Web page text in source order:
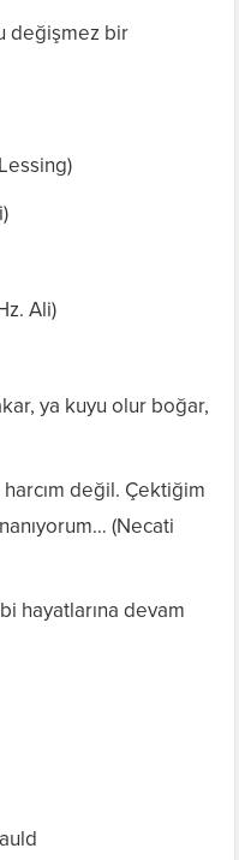
değişmez bir
Ali)
ya kuyu olur boğar,
değil. Çektiğim
(Necati
hayatlarına devam